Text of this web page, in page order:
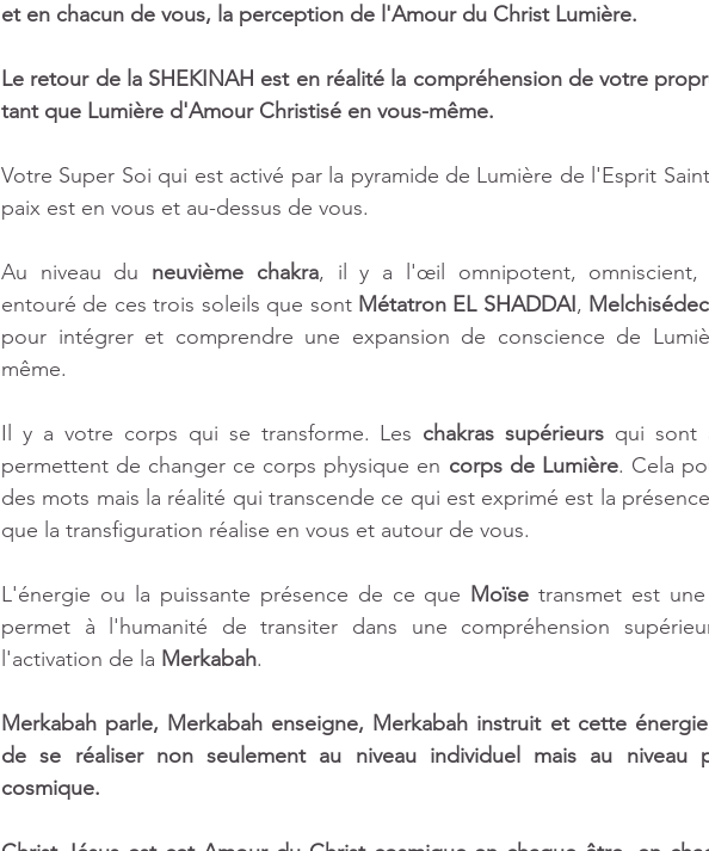
et en chacun de vous, la perception de l'Amour du Christ Lumière.
Le retour de la SHEKINAH est en réalité la compréhension de votre
tant que Lumière d'Amour Christisé en vous-même.
Votre Super Soi qui est activé par la pyramide de Lumière de l'Esprit
paix est en vous et au-dessus de vous.
Au niveau du neuvième chakra, il y a l'œil omnipotent, omniscient,
entouré de ces trois soleils que sont Métatron EL SHADDAI,
pour intégrer et comprendre une expansion de conscience de
même.
Il y a votre corps qui se transforme. Les chakras supérieurs qui sont
permettent de changer ce corps physique en corps de Lumière. Cela
des mots mais la réalité qui transcende ce qui est exprimé est la
que la transfiguration réalise en vous et autour de vous.
L'énergie ou la puissante présence de ce que Moïse transmet est
permet à l'humanité de transiter dans une compréhension
l'activation de la Merkabah.
Merkabah parle, Merkabah enseigne, Merkabah instruit et cette
de se réaliser non seulement au niveau individuel mais au niveau
cosmique.